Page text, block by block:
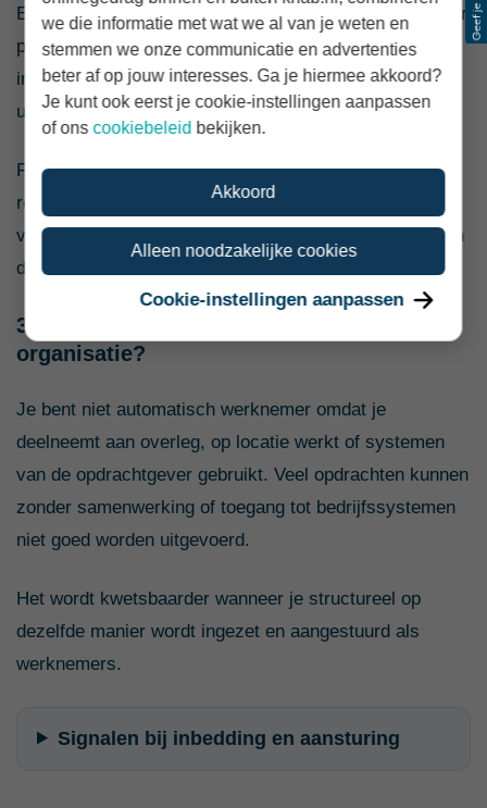
Een opdracht hoeft niet altijd te eindigen in één tastbaar
product. Ook advies, coaching, zorg, onderwijs en
interim-management kunnen zelfstandig worden
uitgevoerd.
Forceer daarom geen kunstmatige
resultaatomschrijving. Kijk naar je professionele
verantwoordelijkheid, vrijheid, risico’s en positie binnen
de organisatie.
3. Wanneer ben ik te veel ingebed in de
organisatie?
Je bent niet automatisch werknemer omdat je
deelneemt aan overleg, op locatie werkt of systemen
van de opdrachtgever gebruikt. Veel opdrachten kunnen
zonder samenwerking of toegang tot bedrijfssystemen
niet goed worden uitgevoerd.
Het wordt kwetsbaarder wanneer je structureel op
dezelfde manier wordt ingezet en aangestuurd als
werknemers.
Signalen bij inbedding en aansturing
we die informatie met wat we al van je weten en
stemmen we onze communicatie en advertenties
beter af op jouw interesses. Ga je hiermee akkoord?
Je kunt ook eerst je cookie-instellingen aanpassen
of onscookiebeleid bekijken.
Akkoord
Alleen noodzakelijke cookies
Cookie-instellingen aanpassen